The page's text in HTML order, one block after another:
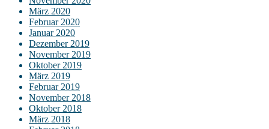
März 2020
Februar 2020
Januar 2020
Dezember 2019
November 2019
Oktober 2019
März 2019
Februar 2019
November 2018
Oktober 2018
März 2018